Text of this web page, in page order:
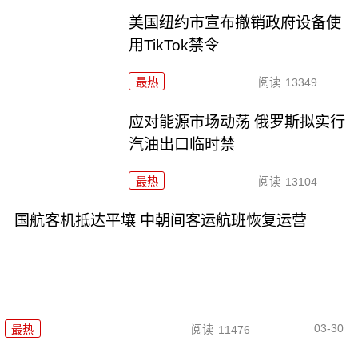
美国纽约市宣布撤销政府设备使
用TikTok禁令
最热 阅读 13349
应对能源市场动荡 俄罗斯拟实行
汽油出口临时禁
最热 阅读 13104
国航客机抵达平壤 中朝间客运航班恢复运营
最热 阅读 11476 03-30